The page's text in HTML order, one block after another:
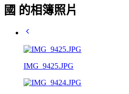
國 的相簿照片
IMG_9425.JPG